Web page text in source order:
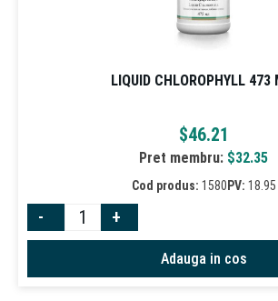
LIQUID CHLOROPHYLL 473
$46.21
Pret membru: $32.35
Cod produs: 1580 PV: 18.95
- +
Adauga in cos